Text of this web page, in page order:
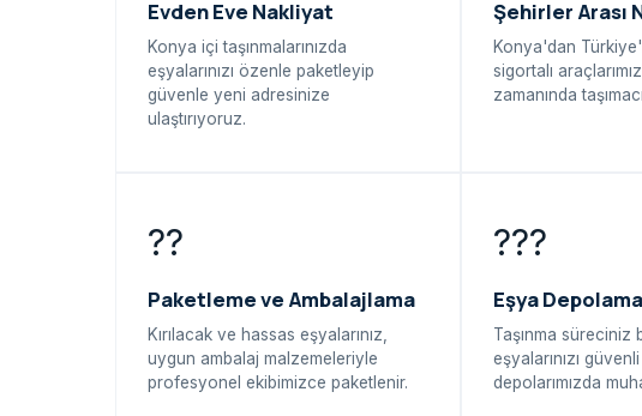
Evden Eve Nakliyat
Konya içi taşınmalarınızda
eşyalarınızı özenle paketleyip
güvenle yeni adresinize
ulaştırıyoruz.
Şehirler Arası
Konya'dan
sigortalı
zamanında
??
Paketleme ve Ambalajlama
Kırılacak ve hassas eşyalarınız,
uygun ambalaj malzemeleriyle
profesyonel ekibimizce paketlenir.
???
Eşya Depolama
Taşınma süreciniz
eşyalarınızı
depolarımızda